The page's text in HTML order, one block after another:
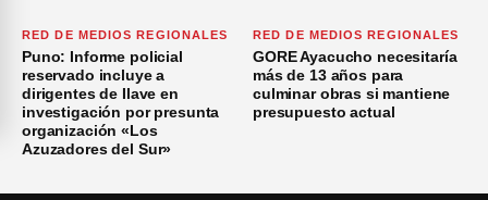
RED DE MEDIOS REGIONALES
Puno: Informe policial
reservado incluye a
dirigentes de Ilave en
investigación por presunta
organización «Los
Azuzadores del Sur»
RED DE MEDIOS REGIONALES
GORE Ayacucho necesitaría
más de 13 años para
culminar obras si mantiene
presupuesto actual